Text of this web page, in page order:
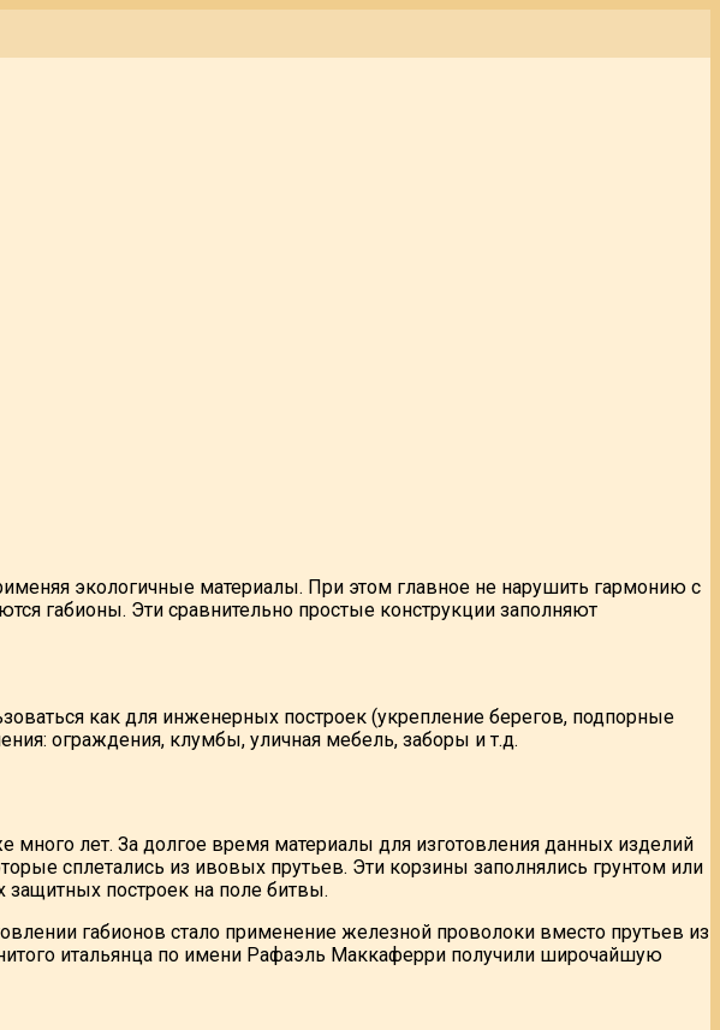
экологичные материалы. При этом главное не нарушить гармонию с
габионы. Эти сравнительно простые конструкции заполняют
как для инженерных построек (укрепление берегов, подпорные
ограждения, клумбы, уличная мебель, заборы и т.д.
много лет. За долгое время материалы для изготовления данных изделий
сплетались из ивовых прутьев. Эти корзины заполнялись грунтом или
построек на поле битвы.
габионов стало применение железной проволоки вместо прутьев из
итальянца по имени Рафаэль Маккаферри получили широчайшую